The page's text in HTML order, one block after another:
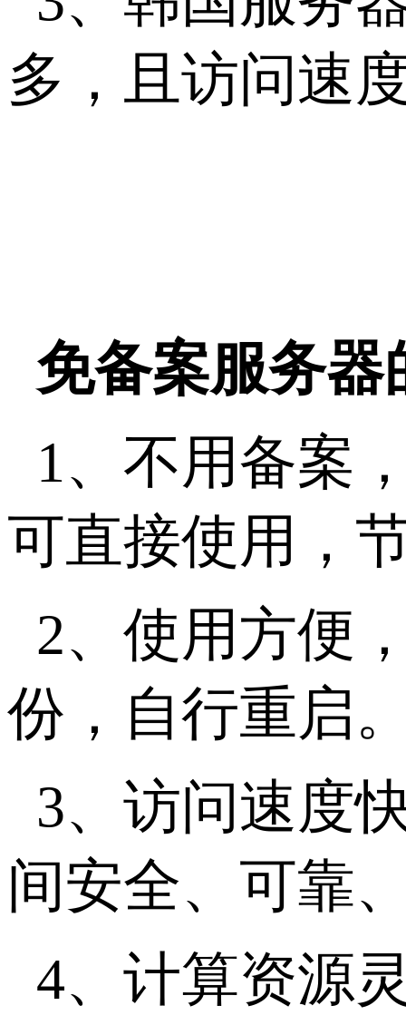
多，且访问速
免备案服务器
1、不用备案
可直接使用，
2、使用方便
份，自行重启
3、访问速度
间安全、可靠
4、计算资源